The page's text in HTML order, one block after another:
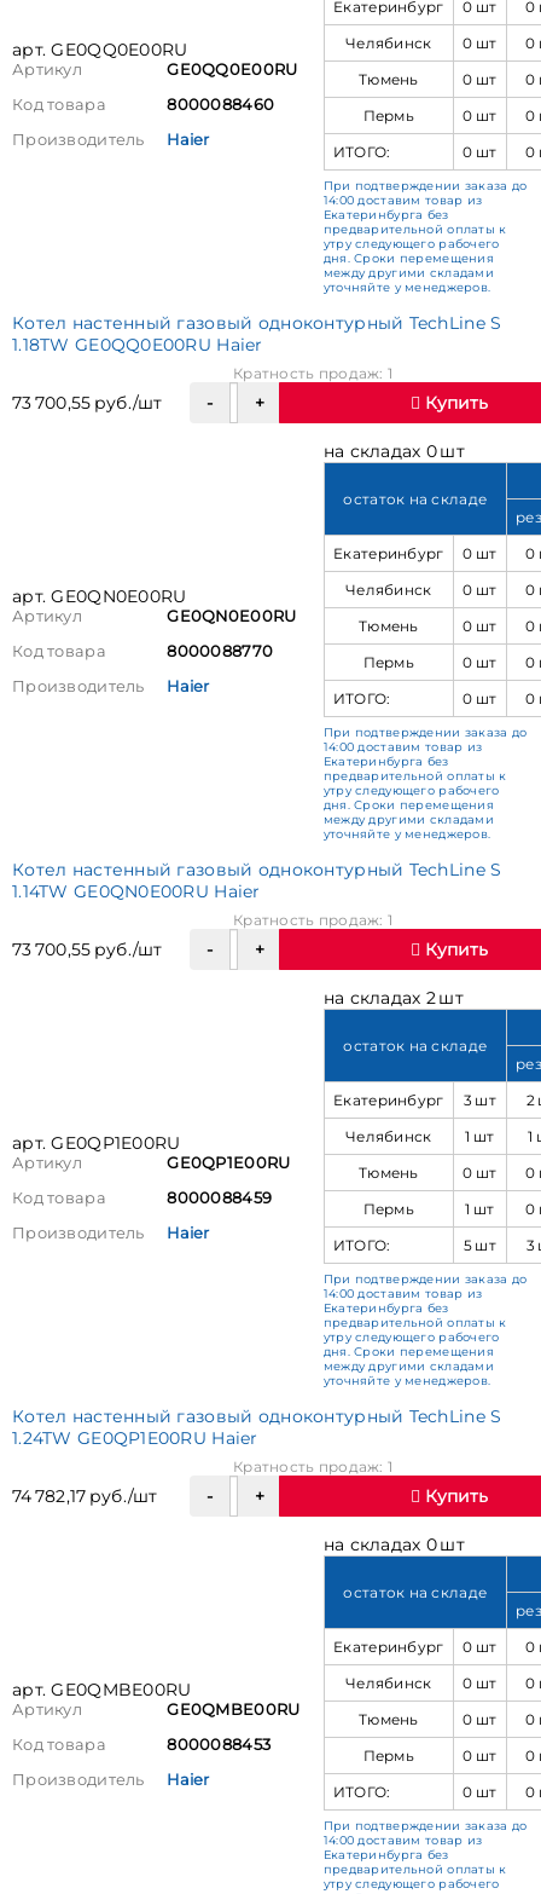
арт. GE0QQ0E00RU
Артикул
GE0QQ0E00RU
Код товара
8000088460
Производитель
Haier
Екатеринбург 0 шт
0
Челябинск
0 шт
0
Тюмень
0 шт
0
Пермь
0 шт
0
ИТОГО:
0 шт 0
При подтверждении заказа до
14:00 доставим товар из
Екатеринбурга без
предварительной оплаты к
утру следующего рабочего
дня. Сроки перемещения
между другими складами
уточняйте у менеджеров.
Котел настенный газовый одноконтурный TechLine S
1.18TW GE0QQ0E00RU Haier
73 700,55 руб./шт
Кратность продаж: 1
Купить
арт. GE0QN0E00RU
Артикул
GE0QN0E00RU
Код товара
8000088770
Производитель
Haier
на складах 0 шт
остаток на складе
Екатеринбург
0 шт
0
Челябинск
0 шт
0
Тюмень
0 шт
0
Пермь
0 шт
0
ИТОГО:
0 шт 0
При подтверждении заказа до
14:00 доставим товар из
Екатеринбурга без
предварительной оплаты к
утру следующего рабочего
дня. Сроки перемещения
между другими складами
уточняйте у менеджеров.
Котел настенный газовый одноконтурный TechLine S
1.14TW GE0QN0E00RU Haier
73 700,55 руб./шт
Кратность продаж: 1
Купить
арт. GE0QP1E00RU
Артикул
GE0QP1E00RU
Код товара
8000088459
Производитель
Haier
на складах 2 шт
остаток на складе
Екатеринбург
3 шт
2
Челябинск
1 шт
1
Тюмень
0 шт
0
Пермь
1 шт
0
ИТОГО:
5 шт 3
При подтверждении заказа до
14:00 доставим товар из
Екатеринбурга без
предварительной оплаты к
утру следующего рабочего
дня. Сроки перемещения
между другими складами
уточняйте у менеджеров.
Котел настенный газовый одноконтурный TechLine S
1.24TW GE0QP1E00RU Haier
74 782,17 руб./шт
Кратность продаж: 1
Купить
арт. GE0QMBE00RU
Артикул
GE0QMBE00RU
Код товара
8000088453
Производитель
Haier
на складах 0 шт
остаток на складе
Екатеринбург
0 шт
0
Челябинск
0 шт
0
Тюмень
0 шт
0
Пермь
0 шт
0
ИТОГО:
0 шт 0
При подтверждении заказа до
14:00 доставим товар из
Екатеринбурга без
предварительной оплаты к
утру следующего рабочего